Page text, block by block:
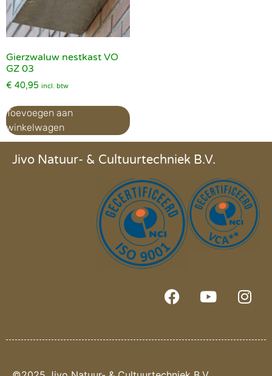
Gierzwaluw nestkast VO
GZ 03
€ 40,95 incl. btw
Toevoegen aan
winkelwagen
Jivo Natuur- & Cultuurtechniek B.V.